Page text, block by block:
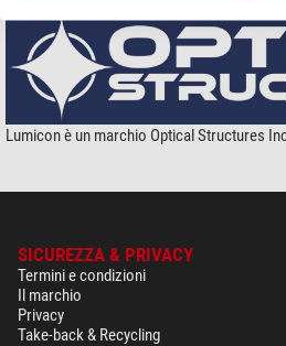
Lumicon è un marchio Optical Structures
SICUREZZA & PRIVACY
Termini e condizioni
Il marchio
Privacy
Take-back & Recycling